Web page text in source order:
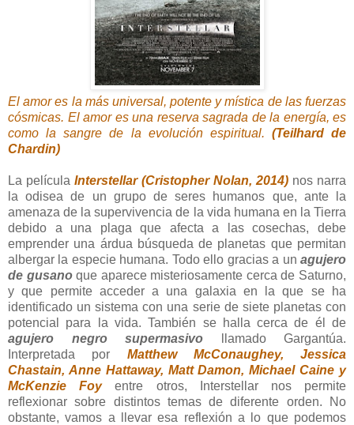
El amor es la más universal, potente y mística de las fuerzas
cósmicas. El amor es una reserva sagrada de la energía, es
como la sangre de la evolución espiritual. (Teilhard de
Chardin)
La película Interstellar (Cristopher Nolan, 2014) nos narra
la odisea de un grupo de seres humanos que, ante la
amenaza de la supervivencia de la vida humana en la Tierra
debido a una plaga que afecta a las cosechas, debe
emprender una árdua búsqueda de planetas que permitan
albergar la especie humana. Todo ello gracias a un agujero
de gusanoque aparece misteriosamente cerca de Saturno,
y que permite acceder a una galaxia en la que se ha
identificado un sistema con una serie de siete planetas con
potencial para la vida. También se halla cerca de él de
agujero negro supermasivo llamado Gargantúa.
Interpretada por Matthew McConaughey, Jessica
Chastain, Anne Hattaway, Matt Damon, Michael Caine y
McKenzie Foyentre otros, Interstellar nos permite
reflexionar sobre distintos temas de diferente orden. No
obstante, vamos a llevar esa reflexión a lo que podemos